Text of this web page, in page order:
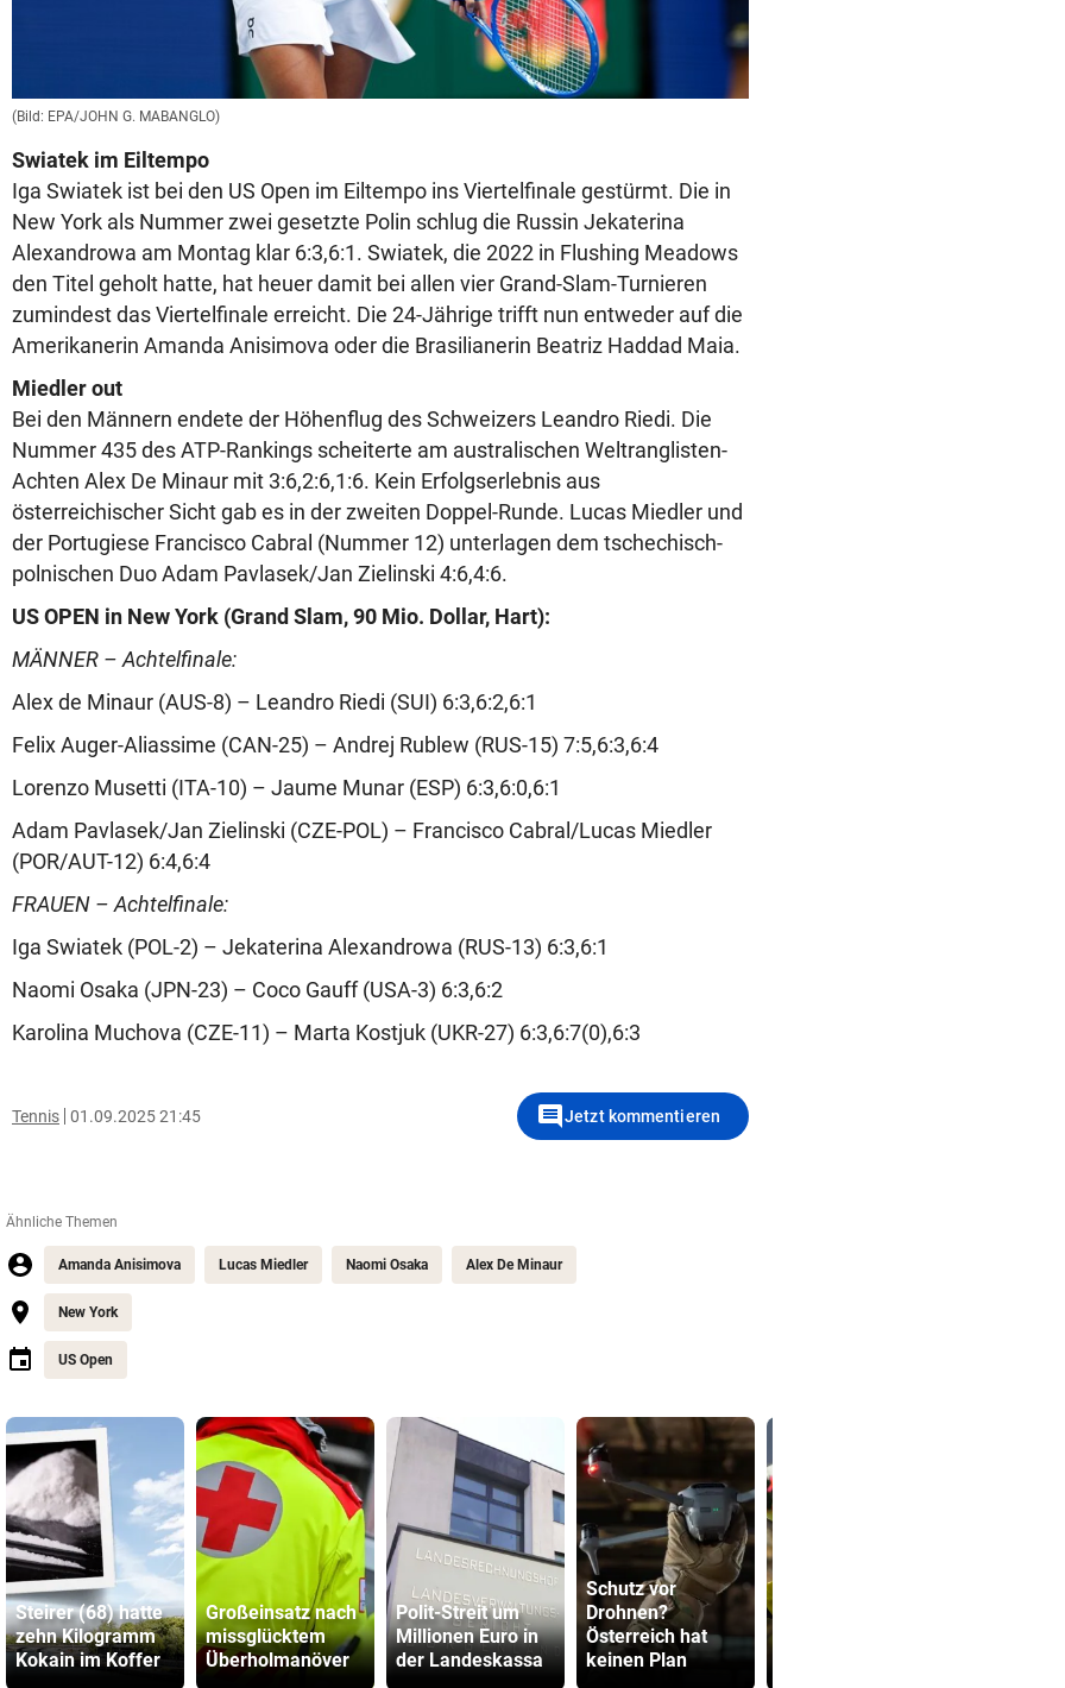
(Bild: EPA/JOHN G. MABANGLO)
Swiatek im Eiltempo
Iga Swiatek ist bei den US Open im Eiltempo ins Viertelfinale gestürmt. Die in
New York als Nummer zwei gesetzte Polin schlug die Russin Jekaterina
Alexandrowa am Montag klar 6:3,6:1. Swiatek, die 2022 in Flushing Meadows
den Titel geholt hatte, hat heuer damit bei allen vier Grand-Slam-Turnieren
zumindest das Viertelfinale erreicht. Die 24-Jährige trifft nun entweder auf die
Amerikanerin Amanda Anisimova oder die Brasilianerin Beatriz Haddad Maia.
Miedler out
Bei den Männern endete der Höhenflug des Schweizers Leandro Riedi. Die
Nummer 435 des ATP-Rankings scheiterte am australischen Weltranglisten-
Achten Alex De Minaur mit 3:6,2:6,1:6. Kein Erfolgserlebnis aus
österreichischer Sicht gab es in der zweiten Doppel-Runde. Lucas Miedler und
der Portugiese Francisco Cabral (Nummer 12) unterlagen dem tschechisch-
polnischen Duo Adam Pavlasek/Jan Zielinski 4:6,4:6.
US OPEN in New York (Grand Slam, 90 Mio. Dollar, Hart):
MÄNNER – Achtelfinale:
Alex de Minaur (AUS-8) – Leandro Riedi (SUI) 6:3,6:2,6:1
Felix Auger-Aliassime (CAN-25) – Andrej Rublew (RUS-15) 7:5,6:3,6:4
Lorenzo Musetti (ITA-10) – Jaume Munar (ESP) 6:3,6:0,6:1
Adam Pavlasek/Jan Zielinski (CZE-POL) – Francisco Cabral/Lucas Miedler
(POR/AUT-12) 6:4,6:4
FRAUEN – Achtelfinale:
Iga Swiatek (POL-2) – Jekaterina Alexandrowa (RUS-13) 6:3,6:1
Naomi Osaka (JPN-23) – Coco Gauff (USA-3) 6:3,6:2
Karolina Muchova (CZE-11) – Marta Kostjuk (UKR-27) 6:3,6:7(0),6:3
Tennis 01.09.2025 21:45 commentJetzt kommentieren
Ähnliche Themen
Amanda Anisimova Lucas Miedler Naomi Osaka Alex De Minaur
New York
US Open
Steirer (68) hatte
zehn Kilogramm
Kokain im Koffer
Großeinsatz nach
missglücktem
Überholmanöver
Polit-Streit um
Millionen Euro in
der Landeskassa
Schutz vor
Drohnen?
Österreich hat
keinen Plan